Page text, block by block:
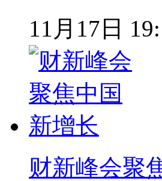
11月17日
财新峰会聚